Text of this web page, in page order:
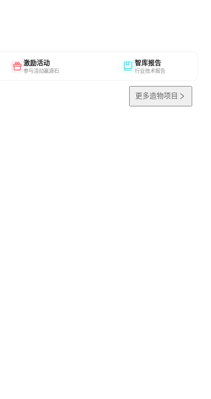
激励活动
参与活动赢源石
智库报告
行业技术报告
更多造物项目